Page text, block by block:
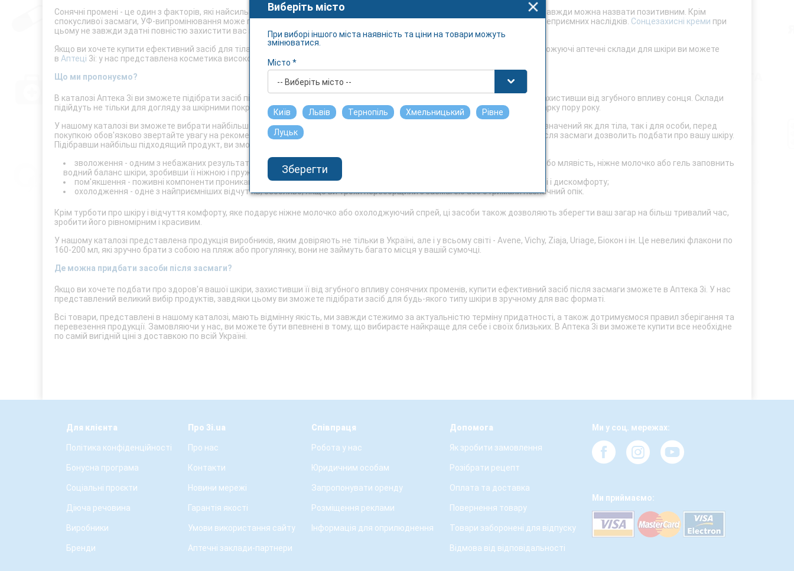
Сонячні промені - це один з факторів, які найсильніше впливають на стан шкіри, і на превеликий жаль, цей вплив далеко не завжди можна назвати позитивним. Крім
спокусливої засмаги, УФ-випромінювання може привести до небажаної пігментації, опіків, сухості, втрати тонусу та інших неприємних наслідків. Сонцезахисні креми при
цьому не завжди здатні повністю захистити вас від них, тому до догляду варто додати засоби після засмаги.
Якщо ви хочете купити ефективний засіб для тіла після засмаги на сонці, замовити охолоджуючий крем, спрей або інші зволожуючі аптечні склади для шкіри ви можете
в Аптеці 3і: у нас представлена косметика високої якості, ціна залежить від виробника.
Що ми пропонуємо?
В каталозі Аптека 3і ви зможете підібрати засіб після засмаги, яке ніжно подбає про вашу шкіру, подарувавши їй комфорт і захистивши від згубного впливу сонця. Склади
підійдуть не тільки для догляду за шкірними покривами після перебування на пляжі, але і для щоденного використання в жарку пору року.
У нашому каталозі ви зможете вибрати найбільш зручний формат випуску: молочко, гель, спрей, крем. Склад може бути призначений як для тіла, так і для особи, перед
покупкою обов'язково звертайте увагу на рекомендації щодо застосування, які вказані на упаковці. Використання засобу після засмаги дозволить подбати про вашу шкіру.
Підібравши найбільш підходящий продукт, ви зможете отримати відмінний ефект:
зволоження - одним з небажаних результатів впливу сонячних променів є сухість, яка нерідко переходить в лущення або млявість, ніжне молочко або гель заповнить
водний баланс шкіри, зробивши її ніжною і пружною;
пом'якшення - поживні компоненти проникають в глибокі шари епідермісу, це дозволяє позбутися відчуття стягнутості і дискомфорту;
охолодження - одне з найприємніших відчуттів, особливо, якщо ви трохи переборщили з засмагою або отримали незначний опік.
Крім турботи про шкіру і відчуття комфорту, яке подарує ніжне молочко або охолоджуючий спрей, ці засоби також дозволяють зберегти ваш загар на більш тривалий час,
зробити його рівномірним і красивим.
У нашому каталозі представлена продукція виробників, яким довіряють не тільки в Україні, але і у всьому світі - Avene, Vichy, Ziaja, Uriage, Біокон і ін. Це невеликі флакони по
160-200 мл, які зручно брати з собою на пляж або прогулянку, вони не займуть багато місця у вашій сумочці.
Де можна придбати засоби після засмаги?
Якщо ви хочете подбати про здоров'я вашої шкіри, захистивши її від згубного впливу сонячних променів, купити ефективний засіб після засмаги зможете в Аптека 3і. У нас
представлений великий вибір продуктів, завдяки цьому ви зможете підібрати засіб для будь-якого типу шкіри в зручному для вас форматі.
Всі товари, представлені в нашому каталозі, мають відмінну якість, ми завжди стежимо за актуальністю терміну придатності, а також дотримуємося правил зберігання та
перевезення продукції. Замовляючи у нас, ви можете бути впевнені в тому, що вибираєте найкраще для себе і своїх близьких. В Аптека 3і ви зможете купити все необхідне
по самій вигідній ціні з доставкою по всій Україні.
Для клієнта
Політика конфіденційності
Бонусна програма
Соціальні проєкти
Діюча речовина
Виробники
Бренди
Про 3i.ua
Про нас
Контакти
Новини мережі
Гарантія якості
Умови використання сайту
Аптечні заклади-партнери
Співпраця
Робота у нас
Юридичним особам
Запропонувати оренду
Розміщення реклами
Інформація для оприлюднення
Допомога
Як зробити замовлення
Розібрати рецепт
Оплата та доставка
Повернення товару
Товари заборонені для відпуску
Відмова від відповідальності
Ми у соц. мережах:
Ми приймаємо:
Виберіть місто
При виборі іншого міста наявність та ціни на товари можуть
змінюватися.
Місто *
-- Виберіть місто --
Київ Львів Тернопіль Хмельницький Рівне
Луцьк
Зберегти